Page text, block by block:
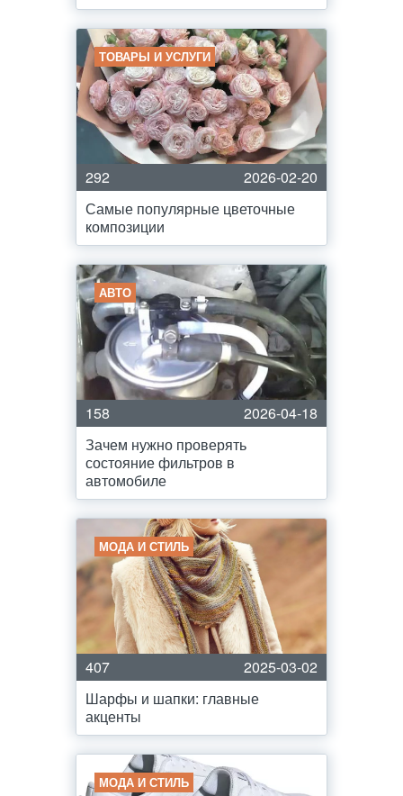
ТОВАРЫ И УСЛУГИ
292
2026-02-20
Самые популярные цветочные
композиции
АВТО
158
2026-04-18
Зачем нужно проверять
состояние фильтров в
автомобиле
МОДА И СТИЛЬ
407
2025-03-02
Шарфы и шапки: главные
акценты
МОДА И СТИЛЬ